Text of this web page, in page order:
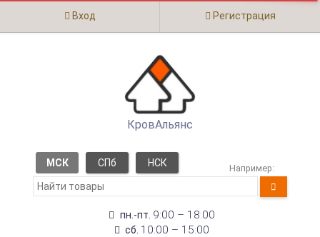
Вход Регистрация
КровАльянс
МСК СПб НСК Например:
пн.-пт. 9:00 – 18:00
сб. 10:00 – 15:00